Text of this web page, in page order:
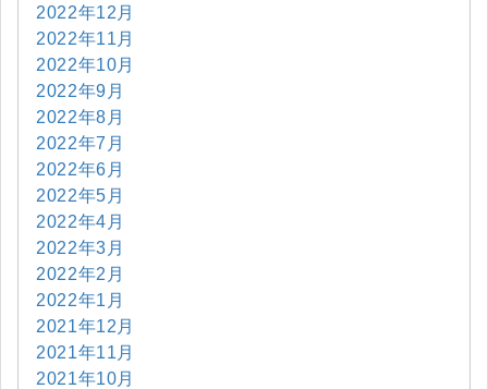
2022年12月
2022年11月
2022年10月
2022年9月
2022年8月
2022年7月
2022年6月
2022年5月
2022年4月
2022年3月
2022年2月
2022年1月
2021年12月
2021年11月
2021年10月